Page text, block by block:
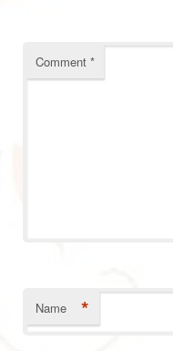
Comment *
Name *